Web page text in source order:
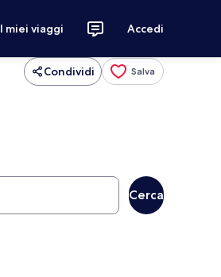
I miei viaggi Accedi
Condividi Salva
Cerca